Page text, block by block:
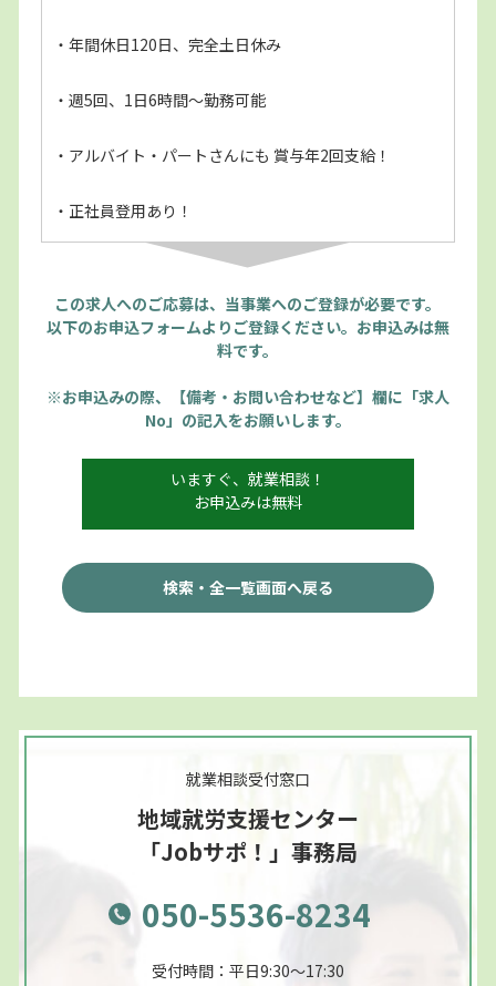
・年間休日120日、完全土日休み
・週5回、1日6時間～勤務可能
・アルバイト・パートさんにも 賞与年2回支給！
・正社員登用あり！
この求人へのご応募は、当事業へのご登録が必要です。
以下のお申込フォームよりご登録ください。お申込みは無
料です。
※お申込みの際、【備考・お問い合わせなど】欄に「求人
No」の記入をお願いします。
いますぐ、就業相談！
お申込みは無料
検索・全一覧画面へ戻る
就業相談受付窓口
地域就労支援センター
「Jobサポ！」事務局
050-5536-8234
受付時間：平日9:30～17:30